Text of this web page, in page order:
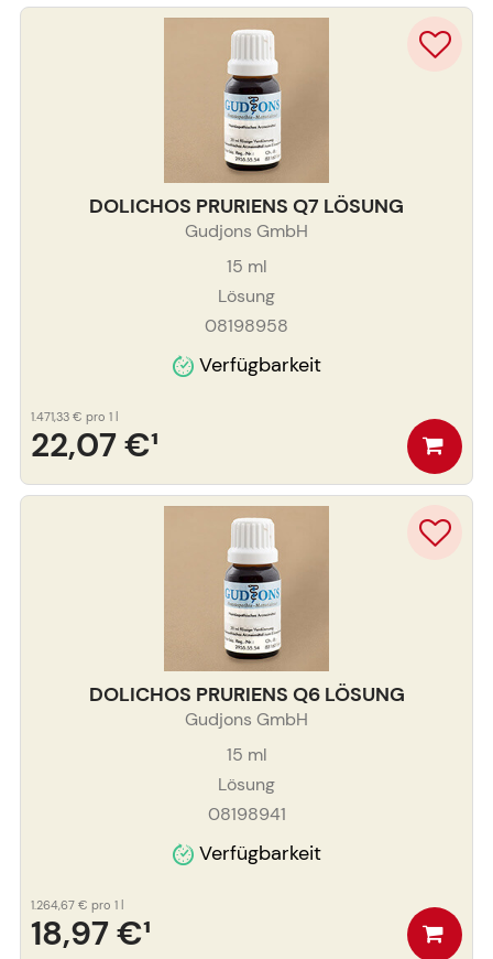
DOLICHOS PRURIENS Q7 LÖSUNG
Gudjons GmbH
15 ml
Lösung
08198958
Verfügbarkeit
22,07 €¹
1.471,33 € pro 1 l
DOLICHOS PRURIENS Q6 LÖSUNG
Gudjons GmbH
15 ml
Lösung
08198941
Verfügbarkeit
18,97 €¹
1.264,67 € pro 1 l